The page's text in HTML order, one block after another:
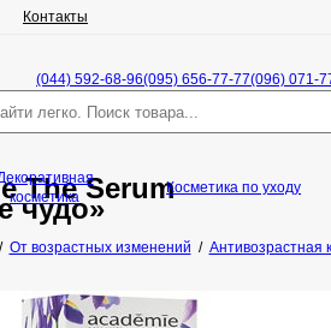
Контакты
(044) 592-68-96(095) 656-77-77(096) 071-
The Serum
чудо»
От возрастных изменений / Антивозрастная
косметика
Косметика по уходу